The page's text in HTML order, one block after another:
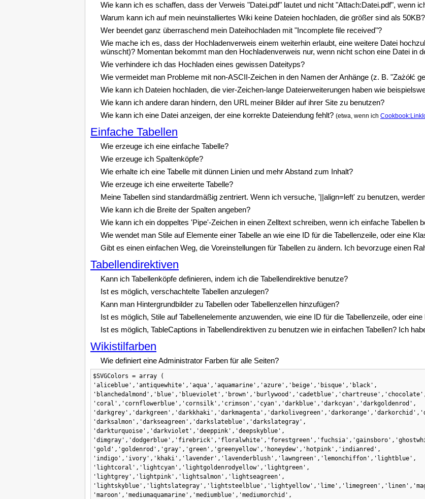
Wie kann ich es schaffen, dass der Verweis "Datei.pdf" lautet und nicht "Attach:Datei.pdf", wenn
Warum kann ich auf mein neuinstalliertes Wiki keine Dateien hochladen, die größer sind als 50KB?
Wer beendet ganz überraschend mein Dateihochladen mit "Incomplete file received"?
Wie mache ich es, dass der Hochladenverweis einem weiterhin erlaubt, eine weitere Datei
wünscht)? Momentan bekommt man den Hochladenverweis nur, wenn nicht schon eine Datei in
Wie verhindere ich das Hochladen eines gewissen Dateityps?
Wie vermeidet man Probleme mit non-ASCII-Zeichen in den Namen der Anhänge (z. B. "Zażółć
Wie kann ich Dateien hochladen, die vier-Zeichen-lange Dateierweiterungen haben wie
Wie kann ich andere daran hindern, den URL meiner Bilder auf ihrer Site zu benutzen?
Wie kann ich eine Datei anzeigen, der eine korrekte Dateiendung fehlt? (etwa, wenn ich
Einfache Tabellen
Wie erzeuge ich eine einfache Tabelle?
Wie erzeuge ich Spaltenköpfe?
Wie erhalte ich eine Tabelle mit dünnen Linien und mehr Abstand zum Inhalt?
Wie erzeuge ich eine erweiterte Tabelle?
Meine Tabellen sind standardmäßig zentriert. Wenn ich versuche, '||align=left' zu benutzen,
Wie kann ich die Breite der Spalten angeben?
Wie kann ich ein doppeltes 'Pipe'-Zeichen in einen Zelltext schreiben, wenn ich einfache Tabellen
Wie wendet man Stile auf Elemente einer Tabelle an wie eine ID für die Tabellenzeile, oder eine
Gibt es einen einfachen Weg, die Voreinstellungen für Tabellen zu ändern. Ich bevorzuge einen
Tabellendirektiven
Kann ich Tabellenköpfe definieren, indem ich die Tabellendirektive benutze?
Ist es möglich, verschachtelte Tabellen anzulegen?
Kann man Hintergrundbilder zu Tabellen oder Tabellenzellen hinzufügen?
Ist es möglich, Stile auf Tabellenelemente anzuwenden, wie eine ID für die Tabellenzeile, oder
Ist es möglich, TableCaptions in Tabellendirektiven zu benutzen wie in einfachen Tabellen? Ich
Wikistilfarben
Wie definiert eine Administrator Farben für alle Seiten?
$SVGColors = array (
'aliceblue','antiquewhite','aqua','aquamarine','azure','beige','bisque','black',
'coral','cornflowerblue','cornsilk','crimson','cyan','darkblue','darkcyan','darkgoldenrod',
'darksalmon','darkseagreen','darkslateblue','darkslategray',
'darkturquoise','darkviolet','deeppink','deepskyblue',
'gold','goldenrod','gray','green','greenyellow','honeydew','hotpink','indianred',
'indigo','ivory','khaki','lavender','lavenderblush','lawngreen','lemonchiffon','lightblue',
'lightcoral','lightcyan','lightgoldenrodyellow','lightgreen',
'lightgrey','lightpink','lightsalmon','lightseagreen',
'maroon','mediumaquamarine','mediumblue','mediumorchid',